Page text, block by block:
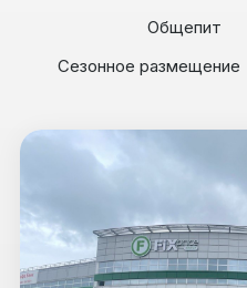
Общепит
Сезонное размещение